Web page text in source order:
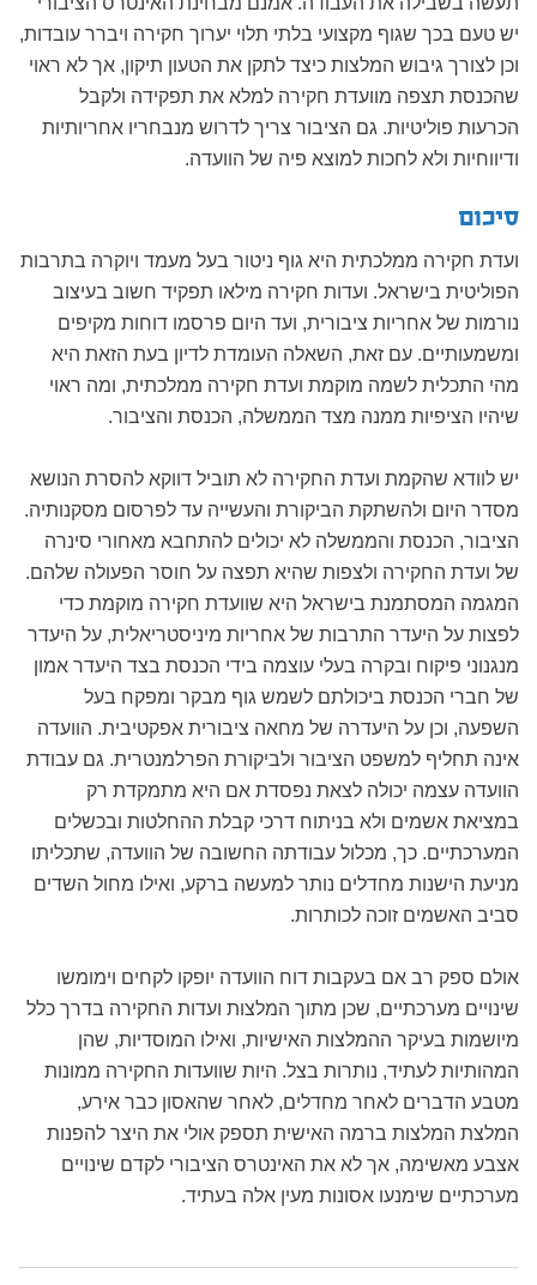
יש טעם בכך שגוף מקצועי בלתי תלוי יערוך חקירה ויברר עובדות,
וכן לצורך גיבוש המלצות כיצד לתקן את הטעון תיקון, אך לא ראוי
שהכנסת תצפה מוועדת חקירה למלא את תפקידה ולקבל
הכרעות פוליטיות. גם הציבור צריך לדרוש מנבחריו אחריותיות
ודיווחיות ולא לחכות למוצא פיה של הוועדה.
סיכום
ועדת חקירה ממלכתית היא גוף ניטור בעל מעמד ויוקרה בתרבות
הפוליטית בישראל. ועדות חקירה מילאו תפקיד חשוב בעיצוב
נורמות של אחריות ציבורית, ועד היום פרסמו דוחות מקיפים
ומשמעותיים. עם זאת, השאלה העומדת לדיון בעת הזאת היא
מהי התכלית לשמה מוקמת ועדת חקירה ממלכתית, ומה ראוי
שיהיו הציפיות ממנה מצד הממשלה, הכנסת והציבור.
יש לוודא שהקמת ועדת החקירה לא תוביל דווקא להסרת הנושא
מסדר היום ולהשתקת הביקורת והעשייה עד לפרסום מסקנותיה.
הציבור, הכנסת והממשלה לא יכולים להתחבא מאחורי סינרה
של ועדת החקירה ולצפות שהיא תפצה על חוסר הפעולה שלהם.
המגמה המסתמנת בישראל היא שוועדת חקירה מוקמת כדי
לפצות על היעדר התרבות של אחריות מיניסטריאלית, על היעדר
מנגנוני פיקוח ובקרה בעלי עוצמה בידי הכנסת בצד היעדר אמון
של חברי הכנסת ביכולתם לשמש גוף מבקר ומפקח בעל
השפעה, וכן על היעדרה של מחאה ציבורית אפקטיבית. הוועדה
אינה תחליף למשפט הציבור ולביקורת הפרלמנטרית. גם עבודת
הוועדה עצמה יכולה לצאת נפסדת אם היא מתמקדת רק
במציאת אשמים ולא בניתוח דרכי קבלת ההחלטות ובכשלים
המערכתיים. כך, מכלול עבודתה החשובה של הוועדה, שתכליתו
מניעת הישנות מחדלים נותר למעשה ברקע, ואילו מחול השדים
סביב האשמים זוכה לכותרות.
אולם ספק רב אם בעקבות דוח הוועדה יופקו לקחים וימומשו
שינויים מערכתיים, שכן מתוך המלצות ועדות החקירה בדרך כלל
מיושמות בעיקר ההמלצות האישיות, ואילו המוסדיות, שהן
המהותיות לעתיד, נותרות בצל. היות שוועדות החקירה ממונות
מטבע הדברים לאחר מחדלים, לאחר שהאסון כבר אירע,
המלצת המלצות ברמה האישית תספק אולי את היצר להפנות
אצבע מאשימה, אך לא את האינטרס הציבורי לקדם שינויים
מערכתיים שימנעו אסונות מעין אלה בעתיד.